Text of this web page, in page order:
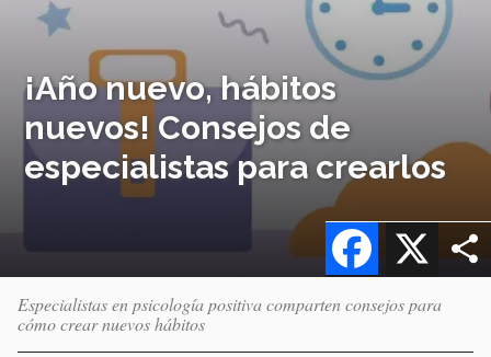
¡Año nuevo, hábitos
nuevos! Consejos de
especialistas para crearlos
X
Facebook
Especialistas en psicología positiva comparten consejos para
cómo crear nuevos hábitos